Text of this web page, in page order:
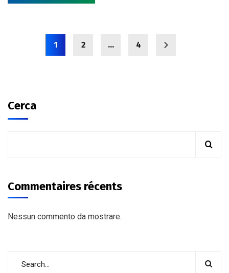
1 2 … 4
Cerca
Commentaires récents
Nessun commento da mostrare.